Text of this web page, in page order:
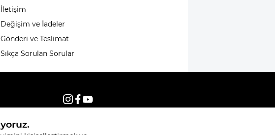
İletişim
Değişim ve İadeler
Gönderi ve Teslimat
Sıkça Sorulan Sorular
© 2026, Tüm hakları saklıdır KNITSS